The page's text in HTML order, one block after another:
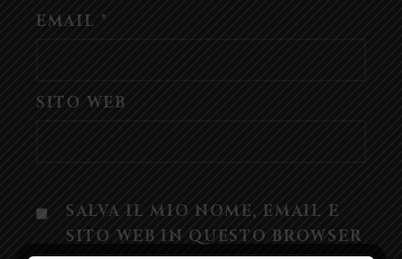
EMAIL *
SITO WEB
SALVA IL MIO NOME, EMAIL E
SITO WEB IN QUESTO BROWSER